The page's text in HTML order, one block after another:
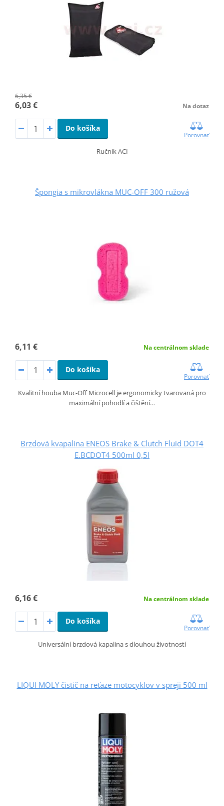
6,35 €
6,03 € Na dotaz
Do košíka
Porovnať
Ručník ACI
Špongia s mikrovlákna MUC-OFF 300 ružová
6,11 € Na centrálnom sklade
Do košíka
Porovnať
Kvalitní houba Muc-Off Microcell je ergonomicky tvarovaná pro
maximální pohodlí a čištění…
Brzdová kvapalina ENEOS Brake & Clutch Fluid DOT4
E.BCDOT4 500ml 0,5l
6,16 € Na centrálnom sklade
Do košíka
Porovnať
Universální brzdová kapalina s dlouhou životností
LIQUI MOLY čistič na reťaze motocyklov v spreji 500 ml